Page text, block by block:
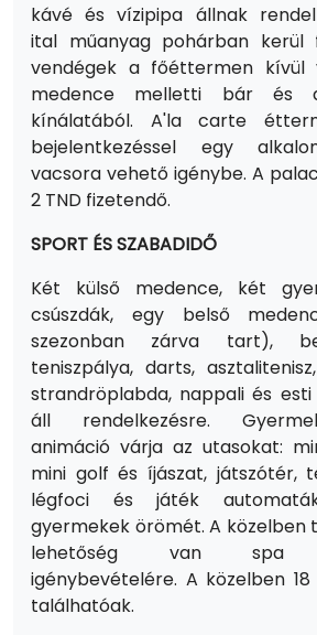
kávé és vízipipa állnak
ital műanyag pohárban kerül
vendégek a főéttermen kívül
medence melletti bár és
kínálatából. A'la carte
bejelentkezéssel egy
vacsora vehető igénybe. A
2 TND fizetendő.
SPORT ÉS SZABADIDŐ
Két külső medence, két
csúszdák, egy belső
szezonban zárva tart),
teniszpálya, darts,
strandröplabda, nappali és esti
áll rendelkezésre.
animáció várja az utasokat:
mini golf és íjászat, játszótér,
légfoci és játék
gyermekek örömét. A közelben
lehetőség van spa
igénybevételére. A közelben
találhatóak.